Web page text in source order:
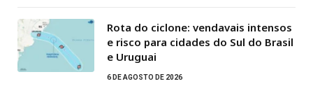
Rota do ciclone: vendavais intensos
e risco para cidades do Sul do Brasil
e Uruguai
6 DE AGOSTO DE 2026